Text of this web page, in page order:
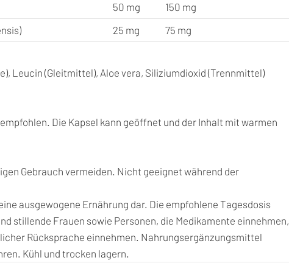
50 mg
150 mg
25 mg 75 mg
Leucin (Gleitmittel), Aloe vera, Siliziumdioxid (Trennmittel)
Die Kapsel kann geöffnet und der Inhalt mit warmen
Gebrauch vermeiden. Nicht geeignet während der
ausgewogene Ernährung dar. Die empfohlene Tagesdosis
stillende Frauen sowie Personen, die Medikamente einnehmen,
Rücksprache einnehmen. Nahrungsergänzungsmittel
Kühl und trocken lagern.